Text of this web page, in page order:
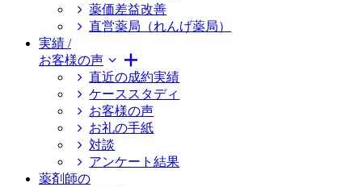
薬価差益改善
直営薬局（れんげ薬局）
実績 /
お客様の声
直近の成約実績
ケーススタディ
お客様の声
お礼の手紙
対談
アンケート結果
薬剤師の